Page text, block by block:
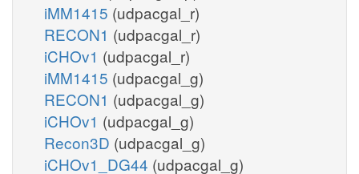
iMM1415 (udpacgal_r)
RECON1 (udpacgal_r)
iCHOv1 (udpacgal_r)
iMM1415 (udpacgal_g)
RECON1 (udpacgal_g)
iCHOv1 (udpacgal_g)
Recon3D (udpacgal_g)
iCHOv1_DG44 (udpacgal_g)